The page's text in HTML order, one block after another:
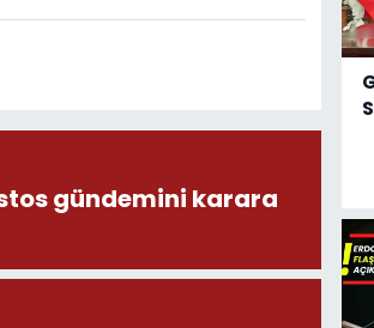
gündemini karara